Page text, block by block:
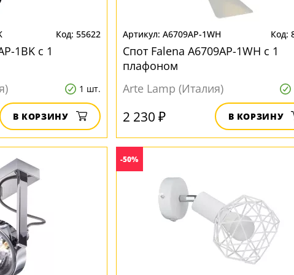
55622
1BK с 1
1 шт.
В КОРЗИНУ
A6709AP-1WH
Спот Falena A6709AP-1WH с 1
плафоном
Arte Lamp (Италия)
2 230 ₽ В КОРЗИНУ
-50%